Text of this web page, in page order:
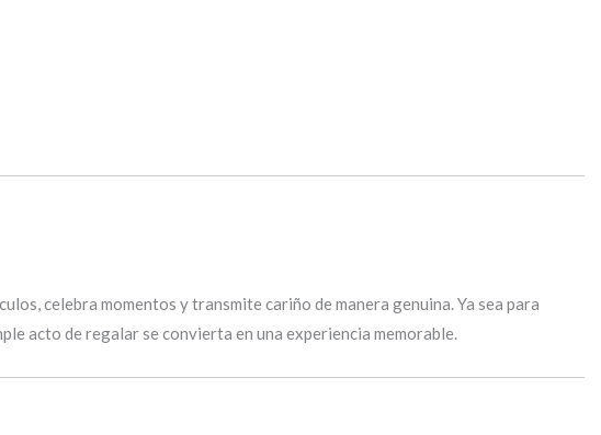
celebra momentos y transmite cariño de manera genuina. Ya sea para
acto de regalar se convierta en una experiencia memorable.